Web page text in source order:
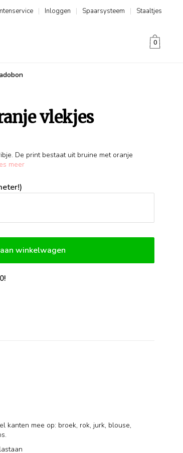
Staaltjes
|
Spaarsysteem
|
Inloggen
|
0
vlekjes
De print bestaat uit bruine met oranje
meer
winkelwagen
kanten mee op: broek, rok, jurk, blouse,